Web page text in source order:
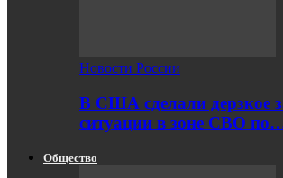
Новости России
В США сделали дерзкое
ситуации в зоне СВО
Общество